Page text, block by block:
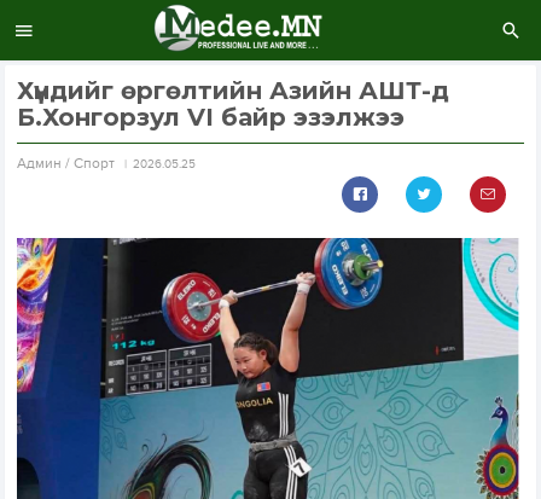
Хүндийг өргөлтийн Азийн АШТ-д
Б.Хонгорзул VI байр эзэлжээ
Aдмин / Спорт 2026.05.25